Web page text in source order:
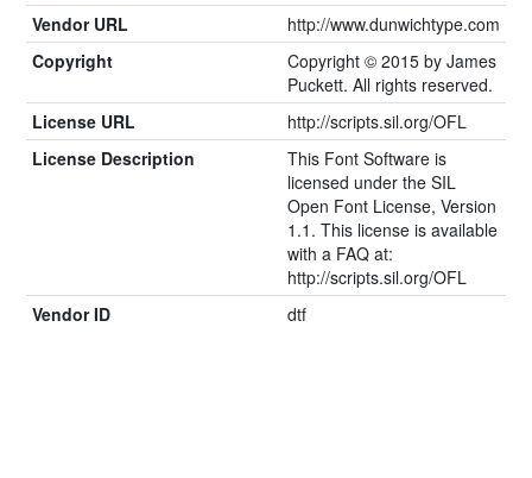
Vendor URL
http://www.dunwichtype.com
Copyright
Copyright © 2015 by James
Puckett. All rights reserved.
License URL
http://scripts.sil.org/OFL
License Description
This Font Software is
licensed under the SIL
Open Font License, Version
1.1. This license is available
with a FAQ at:
http://scripts.sil.org/OFL
Vendor ID
dtf